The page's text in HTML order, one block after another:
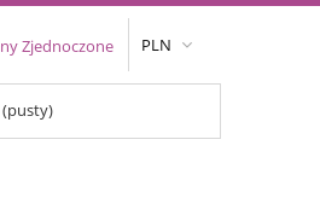
PLN
(pusty)